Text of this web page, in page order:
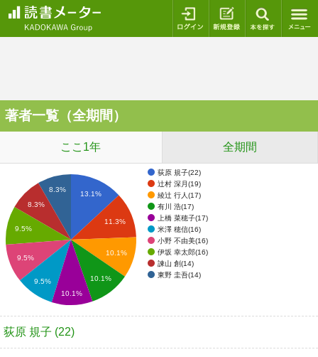
ログイン 新規登録
著者一覧（全期間）
ここ1年 全期間
荻原 規子(22)
辻村 深月(19)
綾辻 行人(17)
有川 浩(17)
上橋 菜穂子(17)
米澤 穂信(16)
小野 不由美(16)
伊坂 幸太郎(16)
諫山 創(14)
東野 圭吾(14)
13.1%
11.3%
10.1%
10.1%
8.3%
8.3%
9.5%
9.5%
9.5%
10.1%
荻原 規子 (22)